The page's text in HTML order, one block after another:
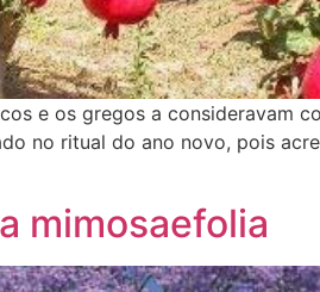
e os gregos a consideravam
no ritual do ano novo, pois
mimosaefolia